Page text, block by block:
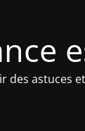
astuces